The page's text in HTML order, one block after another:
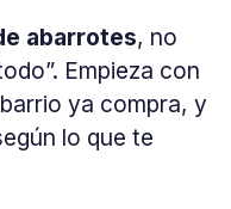
abarrotes, no
Empieza con
ya compra, y
lo que te